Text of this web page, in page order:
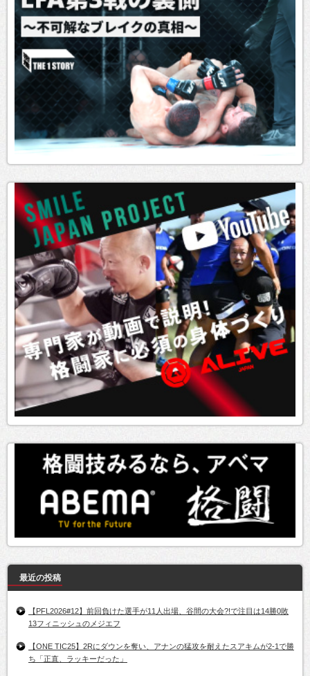
最近の投稿
【PFL2026#12】前回負けた選手が11人出場、谷間の大会?!で注目は14勝0敗
13フィニッシュのメジエフ
【ONE TIC25】2Rにダウンを奪い、アナンの猛攻を耐えたスアキムが2-1で勝
ち「正直、ラッキーだった」